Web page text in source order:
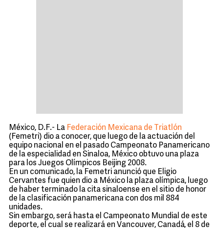
México, D.F.- La Federación Mexicana de Triatlón
(Femetri) dio a conocer, que luego de la actuación del
equipo nacional en el pasado Campeonato Panamericano
de la especialidad en Sinaloa, México obtuvo una plaza
para los Juegos Olímpicos Beijing 2008.
En un comunicado, la Femetri anunció que Eligio
Cervantes fue quien dio a México la plaza olímpica, luego
de haber terminado la cita sinaloense en el sitio de honor
de la clasificación panamericana con dos mil 884
unidades.
Sin embargo, será hasta el Campeonato Mundial de este
deporte, el cual se realizará en Vancouver, Canadá, el 8 de